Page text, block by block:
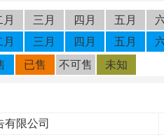
月 三月 四月 五月
月 三月 四月 五月
已售 不可售 未知
有限公司